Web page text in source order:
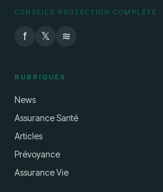
CONSEILS PROTECTION COMPLÈTE
f 𝕏 ≋
RUBRIQUES
News
Assurance Santé
Articles
Prévoyance
Assurance Vie